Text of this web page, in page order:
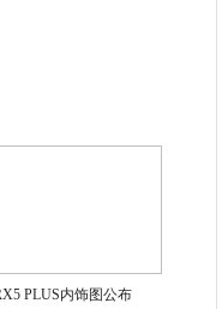
PLUS内饰图公布